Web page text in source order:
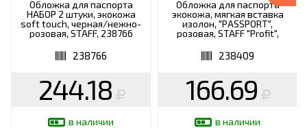
Обложка для паспорта
НАБОР 2 штуки, экокожа
soft touch, черная/нежно-
розовая, STAFF, 238766
238766
244.18
в наличии
Обложка для паспорта
экокожа, мягкая вставка
изолон, "PASSPORT",
розовая, STAFF "Profit",
238409
166.69
в наличии